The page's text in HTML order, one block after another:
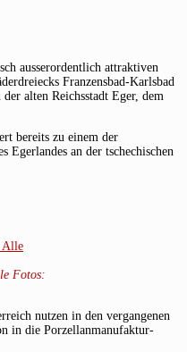
ausserordentlich attraktiven
Franzensbad-Karlsbad
alten Reichsstadt Eger, dem
bereits zu einem der
Egerlandes an der tschechischen
Fotos:
nutzen in den vergangenen
in die Porzellanmanufaktur-